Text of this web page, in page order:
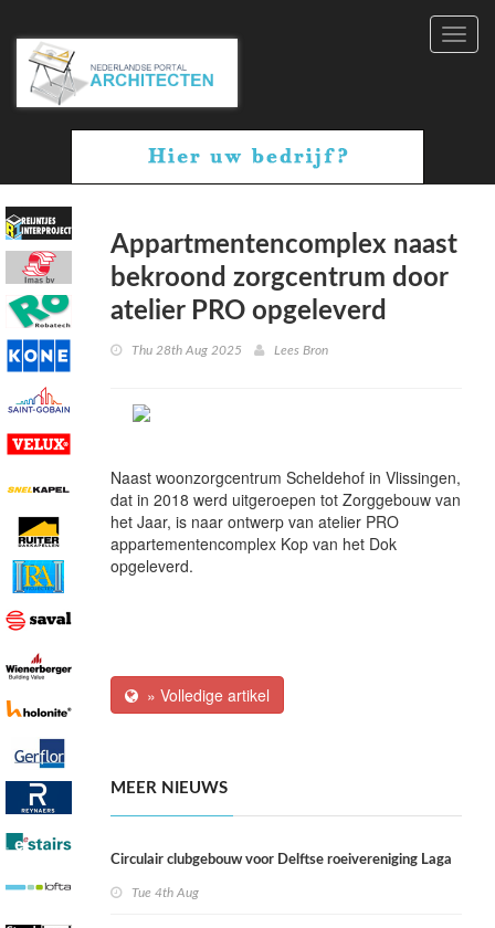
Appartmentencomplex naast
bekroond zorgcentrum door
atelier PRO opgeleverd
Thu 28th Aug 2025 Lees Bron
Naast woonzorgcentrum Scheldehof in Vlissingen,
dat in 2018 werd uitgeroepen tot Zorggebouw van
het Jaar, is naar ontwerp van atelier PRO
appartementencomplex Kop van het Dok
opgeleverd.
» Volledige artikel
MEER NIEUWS
Circulair clubgebouw voor Delftse roeivereniging Laga
Tue 4th Aug